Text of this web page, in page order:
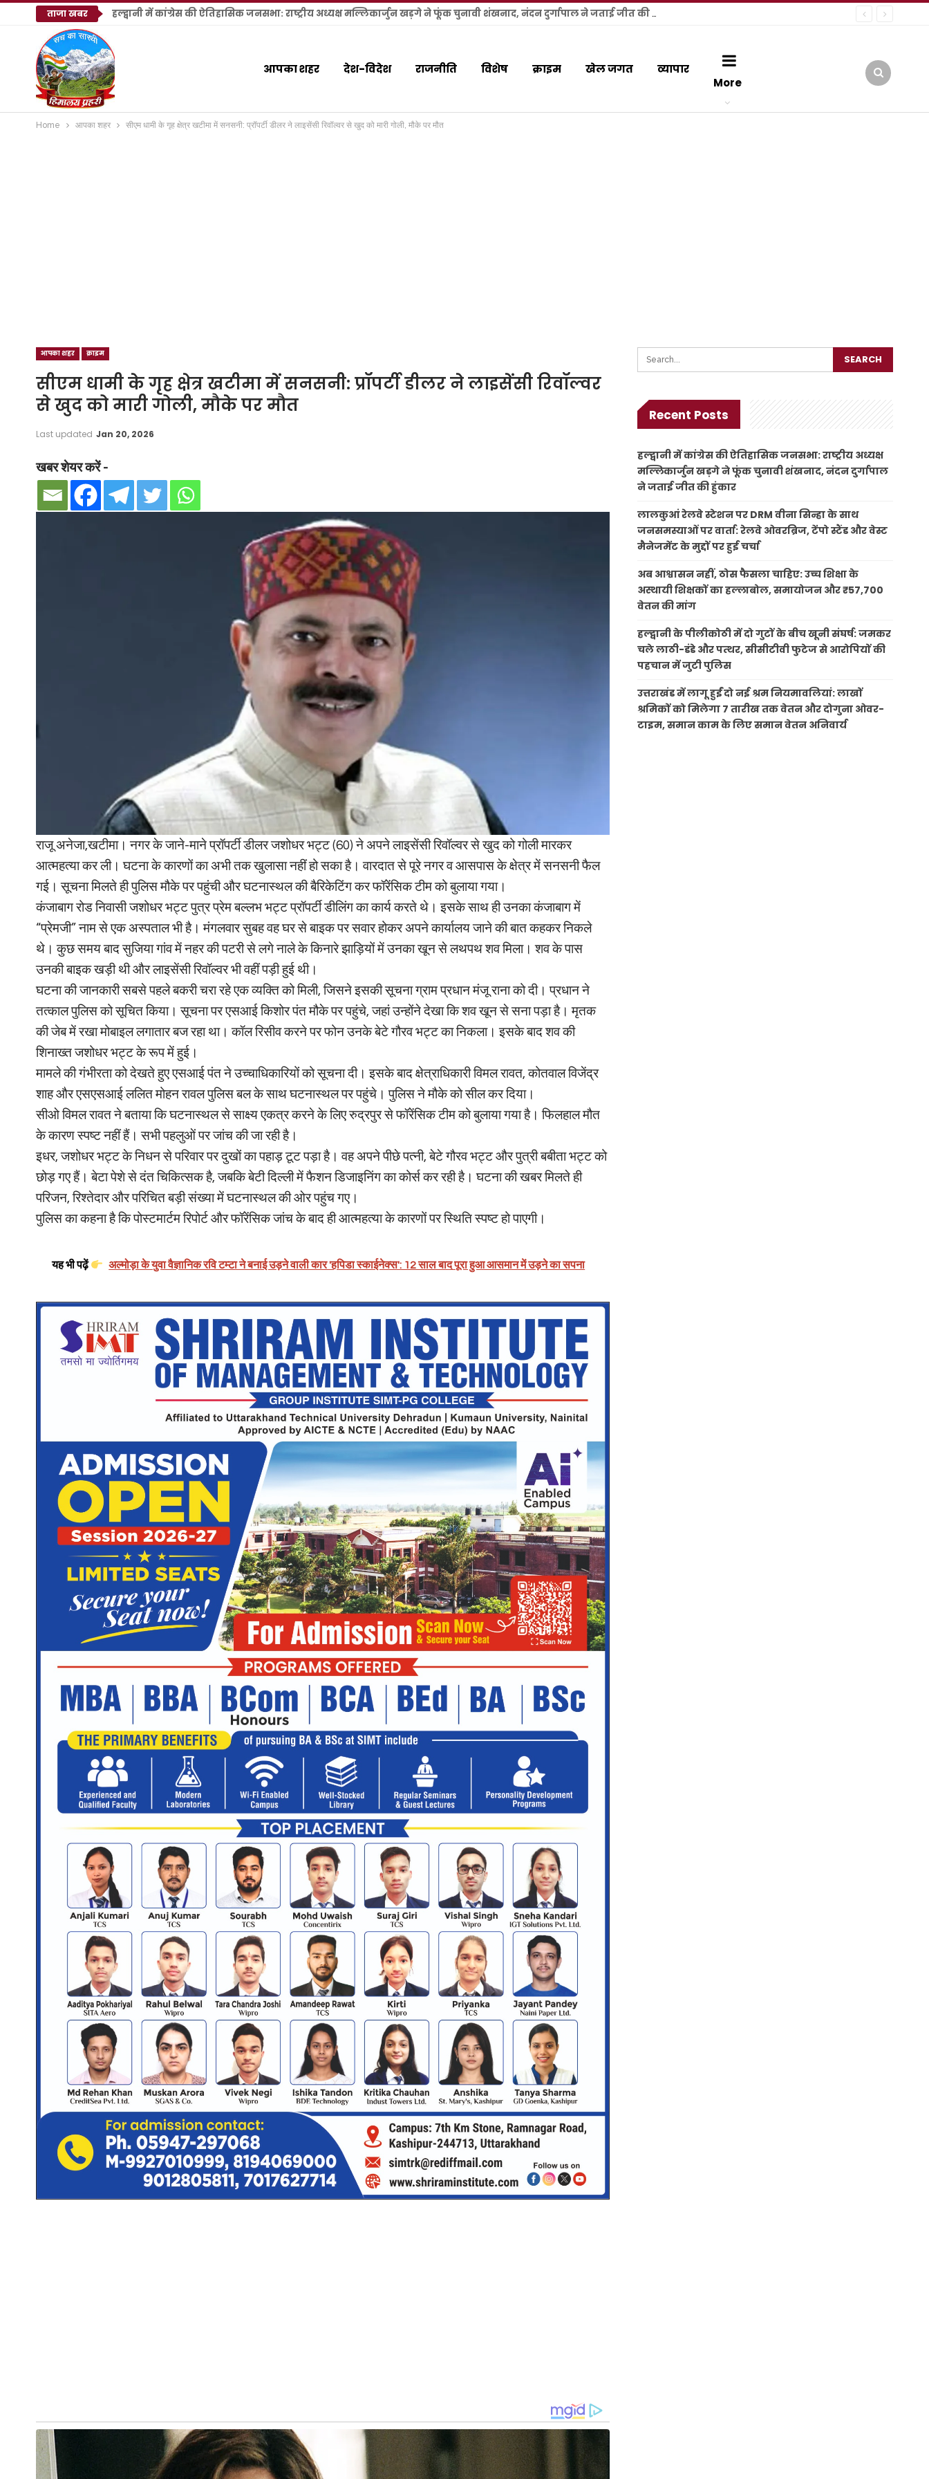
ताजा खबर हल्द्वानी में कांग्रेस की ऐतिहासिक जनसभा: राष्ट्रीय अध्यक्ष मल्लिकार्जुन खड़गे ने फूंक चुनावी शंखनाद, नंदन दुर्गापाल ने जताई जीत की हुंकार
आपका शहर देश-विदेश राजनीति विशेष क्राइम खेल जगत
व्यापार
More
Home आपका शहर सीएम धामी के गृह क्षेत्र खटीमा में सनसनी: प्रॉपर्टी डीलर ने लाइसेंसी रिवॉल्वर से खुद को मारी गोली, मौके पर मौत
आपका शहर क्राइम
सीएम धामी के गृह क्षेत्र खटीमा में सनसनी: प्रॉपर्टी डीलर ने लाइसेंसी रिवॉल्वर
से खुद को मारी गोली, मौके पर मौत
Last updated Jan 20, 2026
खबर शेयर करें -
राजू अनेजा,खटीमा। नगर के जाने-माने प्रॉपर्टी डीलर जशोधर भट्ट (60) ने अपने लाइसेंसी रिवॉल्वर से खुद को गोली मारकर
आत्महत्या कर ली। घटना के कारणों का अभी तक खुलासा नहीं हो सका है। वारदात से पूरे नगर व आसपास के क्षेत्र में सनसनी फैल
गई। सूचना मिलते ही पुलिस मौके पर पहुंची और घटनास्थल की बैरिकेटिंग कर फॉरेंसिक टीम को बुलाया गया।
कंजाबाग रोड निवासी जशोधर भट्ट पुत्र प्रेम बल्लभ भट्ट प्रॉपर्टी डीलिंग का कार्य करते थे। इसके साथ ही उनका कंजाबाग में
“प्रेमजी” नाम से एक अस्पताल भी है। मंगलवार सुबह वह घर से बाइक पर सवार होकर अपने कार्यालय जाने की बात कहकर निकले
थे। कुछ समय बाद सुजिया गांव में नहर की पटरी से लगे नाले के किनारे झाड़ियों में उनका खून से लथपथ शव मिला। शव के पास
उनकी बाइक खड़ी थी और लाइसेंसी रिवॉल्वर भी वहीं पड़ी हुई थी।
घटना की जानकारी सबसे पहले बकरी चरा रहे एक व्यक्ति को मिली, जिसने इसकी सूचना ग्राम प्रधान मंजू राना को दी। प्रधान ने
तत्काल पुलिस को सूचित किया। सूचना पर एसआई किशोर पंत मौके पर पहुंचे, जहां उन्होंने देखा कि शव खून से सना पड़ा है। मृतक
की जेब में रखा मोबाइल लगातार बज रहा था। कॉल रिसीव करने पर फोन उनके बेटे गौरव भट्ट का निकला। इसके बाद शव की
शिनाख्त जशोधर भट्ट के रूप में हुई।
मामले की गंभीरता को देखते हुए एसआई पंत ने उच्चाधिकारियों को सूचना दी। इसके बाद क्षेत्राधिकारी विमल रावत, कोतवाल विजेंद्र
शाह और एसएसआई ललित मोहन रावल पुलिस बल के साथ घटनास्थल पर पहुंचे। पुलिस ने मौके को सील कर दिया।
सीओ विमल रावत ने बताया कि घटनास्थल से साक्ष्य एकत्र करने के लिए रुद्रपुर से फॉरेंसिक टीम को बुलाया गया है। फिलहाल मौत
के कारण स्पष्ट नहीं हैं। सभी पहलुओं पर जांच की जा रही है।
इधर, जशोधर भट्ट के निधन से परिवार पर दुखों का पहाड़ टूट पड़ा है। वह अपने पीछे पत्नी, बेटे गौरव भट्ट और पुत्री बबीता भट्ट को
छोड़ गए हैं। बेटा पेशे से दंत चिकित्सक है, जबकि बेटी दिल्ली में फैशन डिजाइनिंग का कोर्स कर रही है। घटना की खबर मिलते ही
परिजन, रिश्तेदार और परिचित बड़ी संख्या में घटनास्थल की ओर पहुंच गए।
पुलिस का कहना है कि पोस्टमार्टम रिपोर्ट और फॉरेंसिक जांच के बाद ही आत्महत्या के कारणों पर स्थिति स्पष्ट हो पाएगी।
यह भी पढ़ें अल्मोड़ा के युवा वैज्ञानिक रवि टम्टा ने बनाई उड़ने वाली कार 'हपिडा स्काईनेक्स': 12 साल बाद पूरा हुआ आसमान में उड़ने का सपना
Recent Posts
हल्द्वानी में कांग्रेस की ऐतिहासिक जनसभा: राष्ट्रीय अध्यक्ष
मल्लिकार्जुन खड़गे ने फूंक चुनावी शंखनाद, नंदन दुर्गापाल
ने जताई जीत की हुंकार
लालकुआं रेलवे स्टेशन पर DRM वीना सिन्हा के साथ
जनसमस्याओं पर वार्ता: रेलवे ओवरब्रिज, टेंपो स्टैंड और वेस्ट
मैनेजमेंट के मुद्दों पर हुई चर्चा
अब आश्वासन नहीं, ठोस फैसला चाहिए: उच्च शिक्षा के
अस्थायी शिक्षकों का हल्लाबोल, समायोजन और ₹57,700
वेतन की मांग
हल्द्वानी के पीलीकोठी में दो गुटों के बीच खूनी संघर्ष: जमकर
चले लाठी-डंडे और पत्थर, सीसीटीवी फुटेज से आरोपियों की
पहचान में जुटी पुलिस
उत्तराखंड में लागू हुईं दो नई श्रम नियमावलियां: लाखों
श्रमिकों को मिलेगा 7 तारीख तक वेतन और दोगुना ओवर-
टाइम, समान काम के लिए समान वेतन अनिवार्य